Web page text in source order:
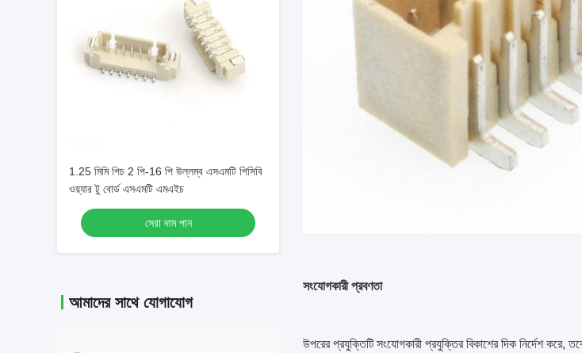
1.25 মিমি পিচ 2 পি-16 পি উল্লম্ব এসএমটি পিসিবি
ওয়্যার টু বোর্ড এসএমটি এমএইচ
সেরা দাম পান
আমাদের সাথে যোগাযোগ
সংযোগকারী প্রবণতা
উপরের প্রযুক্তিটি সংযোগকারী প্রযুক্তির বিকাশের দিক নির্দেশ